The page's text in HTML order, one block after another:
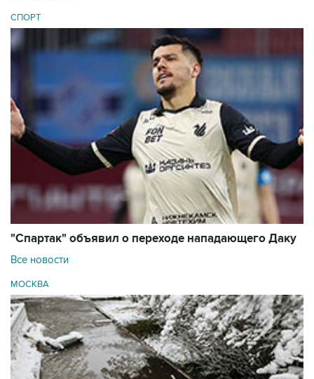
СПОРТ
"Спартак" объявил о переходе нападающего Даку
Все новости
МОСКВА